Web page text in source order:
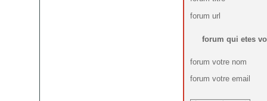
forum url
forum qui etes
forum votre nom
forum votre email